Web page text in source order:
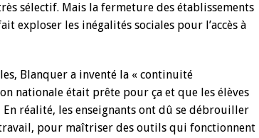
sélectif. Mais la fermeture des établissements
exploser les inégalités sociales pour l’accès à
Blanquer a inventé la « continuité
nationale était prête pour ça et que les élèves
réalité, les enseignants ont dû se débrouiller
pour maîtriser des outils qui fonctionnent